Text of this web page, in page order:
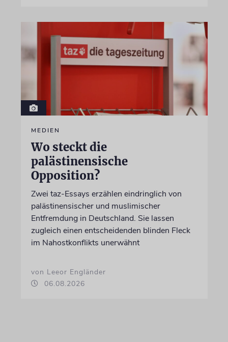
MEDIEN
Wo steckt die
palästinensische
Opposition?
Zwei taz-Essays erzählen eindringlich von
palästinensischer und muslimischer
Entfremdung in Deutschland. Sie lassen
zugleich einen entscheidenden blinden Fleck
im Nahostkonflikts unerwähnt
von Leeor Engländer
06.08.2026